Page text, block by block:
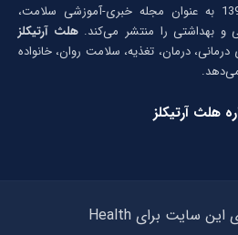
از سال 1396 به عنوان مجله خبری-آموزشی سلامت،
و بهداشتی را منتشر می‌کند.هلث آرتیکلز
درمان، تغذیه، سلامت روان، خانواده
هلث آرتیکلز
تمامی حقوق مادی و معنوی این سایت برای Health